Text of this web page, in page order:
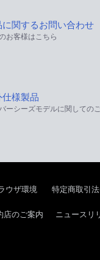
に関するお問い合わせ
お客様はこちら
仕様製品
ーシーズモデルに関しての
ウザ環境 特定商取引
店のご案内 ニュースリ